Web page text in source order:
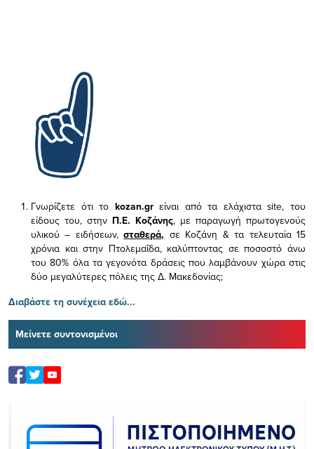
Γνωρίζετε ότι το kozan.gr είναι από τα ελάχισταsite, του
είδους του, στην Π.Ε. Κοζάνης, με παραγωγή πρωτογενούς
υλικού – ειδήσεων,σταθερά, σε Κοζάνη & τα τελευταία 15
χρόνια και στην Πτολεμαΐδα, καλύπτοντας σε ποσοστό άνω
του 80% όλα τα γεγονότα δράσεις που λαμβάνουν χώρα στις
δύο μεγαλύτερες πόλεις της Δ. Μακεδονίας;
Διαβάστε τη συνέχεια εδώ...
Μείνετε συντονισμένοι